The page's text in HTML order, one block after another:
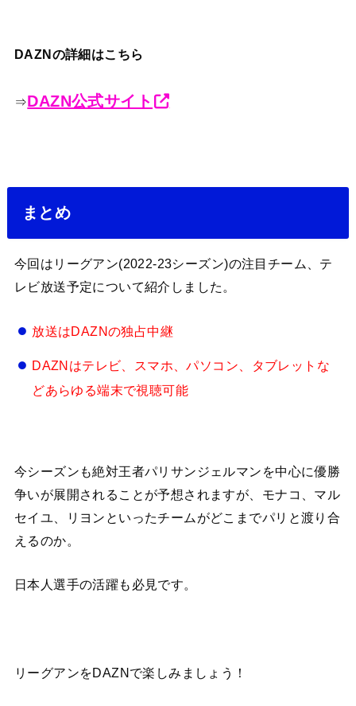
DAZNの詳細はこちら
⇒DAZN公式サイト
まとめ
今回はリーグアン(2022-23シーズン)の注目チーム、テ
レビ放送予定について紹介しました。
放送はDAZNの独占中継
DAZNはテレビ、スマホ、パソコン、タブレットな
どあらゆる端末で視聴可能
今シーズンも絶対王者パリサンジェルマンを中心に優勝
争いが展開されることが予想されますが、モナコ、マル
セイユ、リヨンといったチームがどこまでパリと渡り合
えるのか。
日本人選手の活躍も必見です。
リーグアンをDAZNで楽しみましょう！